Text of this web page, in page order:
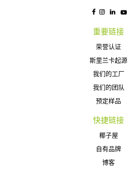
重要链接
荣誉认证
斯里兰卡起源
我们的工厂
我们的团队
预定样品
快捷链接
椰子屋
自有品牌
博客